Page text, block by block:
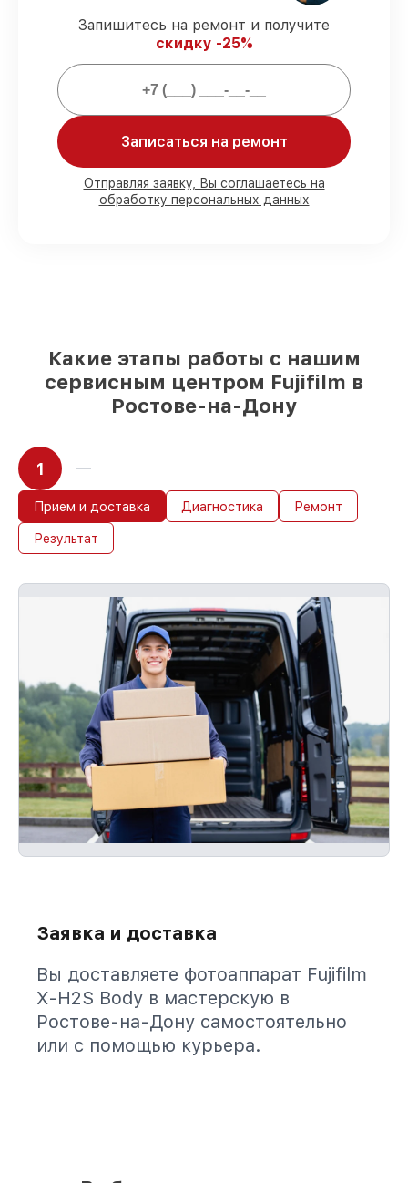
обслуживаем фотоаппаратов всегда со
строгим соблюдением гарантийных
обязательств.
Мы гарантируем:
80%работ с возможностью наблюдения
90%комплектующих для фотоаппаратов
имеются в наличии или быстро
Запишитесь на ремонт и получите
скидку -25%
Записаться на ремонт
Отправляя заявку, Вы соглашаетесь на
обработку персональных данных
Какие этапы работы с нашим
сервисным центром Fujifilm в
Ростове-на-Дону
1
Прием и доставка Диагностика Ремонт
Результат
Заявка и доставка
Вы доставляете фотоаппарат Fujifilm
X-H2S Body в мастерскую в
Ростове-на-Дону самостоятельно
или с помощью курьера.